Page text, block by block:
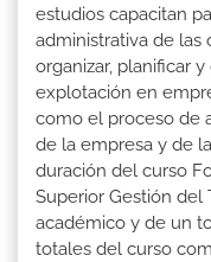
estudios capacitan
administrativa de las
organizar, planificar
explotación en
como el proceso de
de la empresa y de
duración del curso
Superior Gestión del
académico y de un
totales del curso